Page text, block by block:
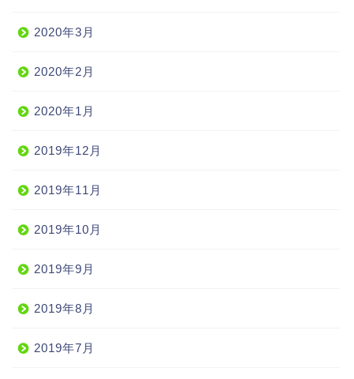
2020年3月
2020年2月
2020年1月
2019年12月
2019年11月
2019年10月
2019年9月
2019年8月
2019年7月